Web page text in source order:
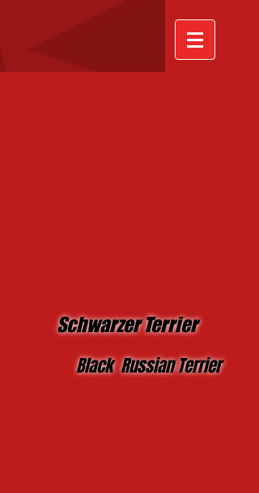
Schwarzer Terrier
Black Russian Terrier